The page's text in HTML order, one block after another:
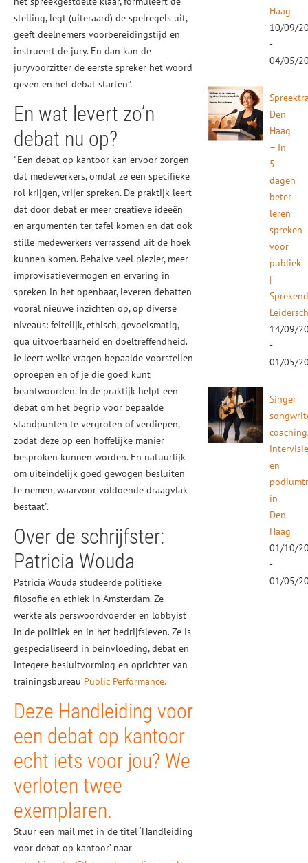
stelling, legt (uiteraard) de spelregels uit,
geeft deelnemers voorbereidingstijd en
instrueert de jury. En dan kan de
juryvoorzitter de eerste spreker het woord
geven en het debat starten”.
En wat levert zo’n
debat nu op?
“Een debat op kantoor kan ervoor zorgen
dat medewerkers, omdat ze een specifieke
rol krijgen, vrijer spreken. De praktijk leert
dat door debat er meer creatieve ideeën
en argumenten ter tafel komen en dat ook
stille medewerkers verrassend uit de hoek
kunnen komen. Behalve veel plezier, meer
improvisatievermogen en ervaring in
spreken in het openbaar, leveren debatten
vooral nieuwe inzichten op, op diverse
niveaus: feitelijk, ethisch, gevoelsmatig,
qua uitvoerbaarheid en doeltreffendheid.
Je leert welke vragen bepaalde voorstellen
oproepen en of je die goed kunt
beantwoorden. In de praktijk helpt een
debat om het begrip voor bepaalde
standpunten te vergroten of verdiepen,
zodat deze op een hoffelijke manier
besproken kunnen worden. En natuurlijk
om uiteindelijk goed gewogen besluiten
te nemen, waarvoor voldoende draagvlak
bestaat”.
Over de schrijfster:
Patricia Wouda
Patricia Wouda studeerde politieke
filosofie en ethiek in Amsterdam. Ze
werkte als perswoordvoerder en lobbyist
in de politiek en in het bedrijfsleven. Ze is
gespecialiseerd in beinvloeding, debat en
integere besluitvorming en oprichter van
trainingsbureau Public Performance.
Deze Handleiding voor
een debat op kantoor
echt iets voor jou? We
verloten twee
exemplaren.
Stuur een mail met in de titel ‘Handleiding
voor debat op kantoor’ naar
Haag
10/09/
-
04/05/
Den
Haag
– In
5
dagen
beter
leren
spreken
voor
publiek
|
14/09/
-
01/05/
Singer
en
in
Den
Haag
01/10/
-
01/05/